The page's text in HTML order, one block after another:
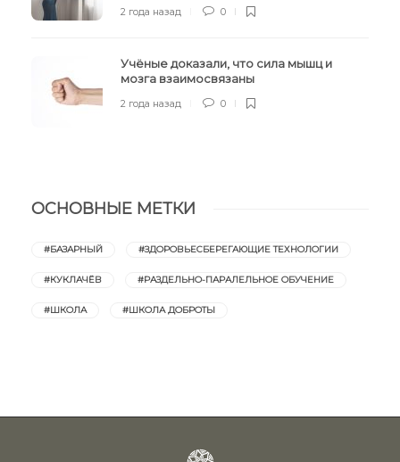
2 года назад 0
Учёные доказали, что сила мышц и
мозга взаимосвязаны
2 года назад 0
ОСНОВНЫЕ МЕТКИ
#БАЗАРНЫЙ #ЗДОРОВЬЕСБЕРЕГАЮЩИЕ ТЕХНОЛОГИИ
#КУКЛАЧЁВ #РАЗДЕЛЬНО-ПАРАЛЕЛЬНОЕ ОБУЧЕНИЕ
#ШКОЛА #ШКОЛА ДОБРОТЫ